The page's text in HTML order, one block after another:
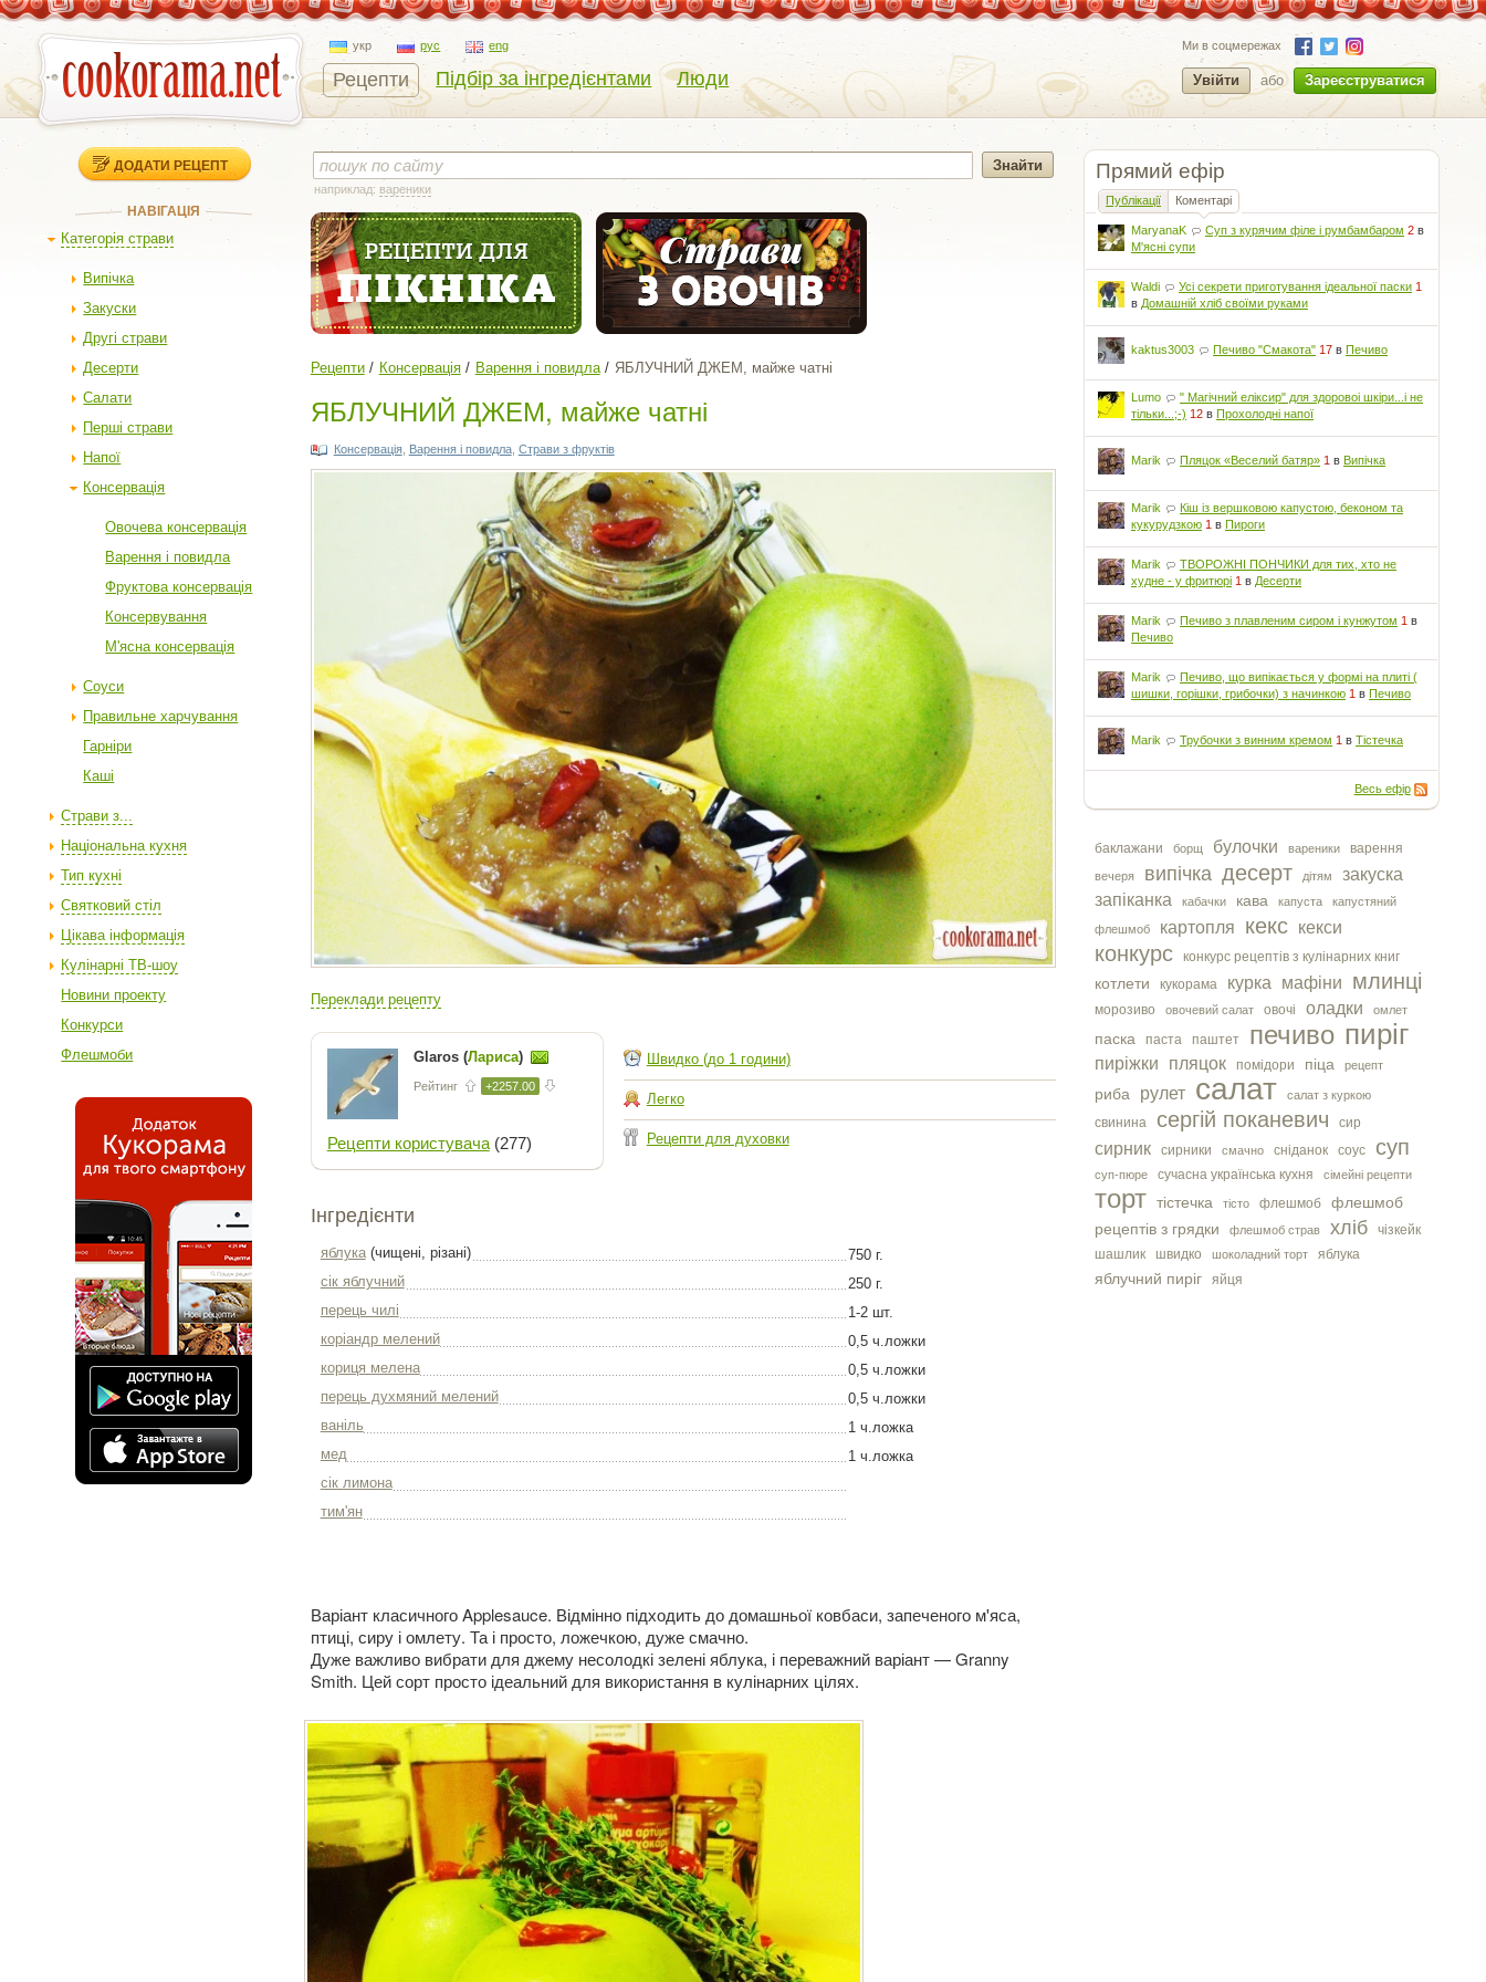
укр рус eng
Рецепти Підбір за інгредієнтами Люди
Ми в соцмережах
Увійти або Зареєструватися
ДОДАТИ РЕЦЕПТ
НАВІГАЦІЯ
Категорія страви
Випічка
Закуски
Другі страви
Десерти
Салати
Перші страви
Напої
Консервація
Овочева консервація
Варення і повидла
Фруктова консервація
Консервування
М'ясна консервація
Соуси
Правильне харчування
Гарніри
Каші
Страви з...
Національна кухня
Тип кухні
Святковий стіл
Цікава інформація
Кулінарні ТВ-шоу
Новини проекту
Конкурси
Флешмоби
Прямий ефір
Публікації Коментарі
MaryanaK Суп з курячим філе і румбамбаром 2 в
М'ясні супи
Waldi Усі секрети приготування ідеальної паски 1
в Домашній хліб своїми руками
kaktus3003 Печиво "Смакота" 17 вПечиво
Lumo
" Магічний еліксир" для здоровоі шкіри...і не
тільки...;-) 12 вПрохолодні напої
Marik Пляцок «Веселий батяр» 1 вВипічка
Marik
Кіш із вершковою капустою, беконом та
кукурудзкою 1 вПироги
Marik
ТВОРОЖНІ ПОНЧИКИ для тих, хто не
худне - у фритюрі 1 в Десерти
Marik Печиво з плавленим сиром і кунжутом 1 в
Печиво
Marik
Печиво, що випікається у формі на плиті (
шишки, горішки, грибочки) з начинкою 1 вПечиво
Marik Трубочки з винним кремом 1 вТістечка
Весь ефір
баклажани борщ булочки вареники варення
вечеря випічка десерт дітям
закуска
запіканка
кабачки кава капуста капустяний
флешмоб картопля кекс кекси
конкурс конкурс рецептів з кулінарних книг
котлети кукорама курка мафіни млинці
морозиво овочевий салат овочі оладки омлет
паска паста паштет печиво пиріг
пиріжки пляцок помідори піца рецепт
риба рулет салат салат з куркою
свинина сергiй поканевич сир
сирник сирники смачно сніданок соус суп
суп-пюре сучасна українська кухня сімейні рецепти
торт тістечка тісто флешмоб
флешмоб
рецептів з грядки
флешмоб страв хліб
чізкейк
шашлик
швидко шоколадний торт яблука
яблучний пиріг яйця
наприклад: вареники
Рецепти Консервація Варення і повидла ЯБЛУЧНИЙ ДЖЕМ, майже чатні
ЯБЛУЧНИЙ ДЖЕМ, майже чатні
Консервація, Варення і повидла, Страви з фруктів
Переклади рецепту
Glaros (Лариса)
Рейтинг +2257.00
Рецепти користувача(277)
Швидко (до 1 години)
Легко
Рецепти для духовки
Інгредієнти
яблука(чищені, різані)
750 г.
сік яблучний
250 г.
перець чилі
1-2 шт.
коріандр мелений
0,5 ч.ложки
кориця мелена
0,5 ч.ложки
перець духмяний мелений
0,5 ч.ложки
ваніль
1 ч.ложка
мед
1 ч.ложка
сік лимона
тим'ян
Варіант класичного Applesauce. Відмінно підходить до домашньої ковбаси, запеченого м'яса,
птиці, сиру і омлету. Та і просто, ложечкою, дуже смачно.
Дуже важливо вибрати для джему несолодкі зелені яблука, і переважний варіант — Granny
Smith. Цей сорт просто ідеальний для використання в кулінарних цілях.